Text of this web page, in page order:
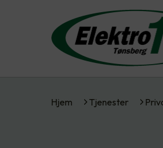
Hjem Tjenester